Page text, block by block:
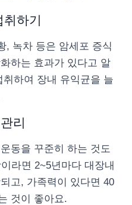
하기
, 녹차 등은 암세포 증식
하는 효과가 있다고 알
하여 장내 유익균을 늘
리
동을 꾸준히 하는 것도
라면 2~5년마다 대장내
고, 가족력이 있다면 40
것이 좋아요.